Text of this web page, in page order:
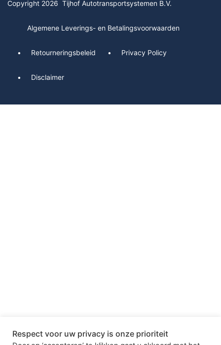
Copyright 2026 Tijhof Autotransportsystemen B.V.
Algemene Leverings- en Betalingsvoorwaarden
Retourneringsbeleid Privacy Policy
Disclaimer
Respect voor uw privacy is onze prioriteit